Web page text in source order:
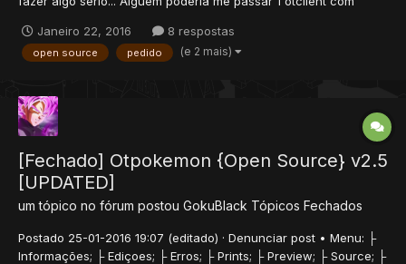
Janeiro 22, 2016
8 respostas
open source pedido (e 2 mais)
[Fechado] Otpokemon {Open Source} v2.5
[UPDATED]
um tópico no fórum postou GokuBlack Tópicos Fechados
Postado 25-01-2016 19:07 (editado) · Denunciar post • Menu: ├
Informações; ├ Ediçoes; ├ Erros; ├ Prints; ├ Preview; ├ Source; ├